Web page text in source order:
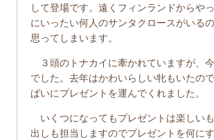
して登場です。遠くフィンランドからや
にいったい何人のサンタクロースがいる
思ってしまいます。
３頭のトナカイに牽かれていますが、
でした。去年はかわいらしい牝もいたの
ぱいにプレゼントを運んでくれました。
いくつになってもプレゼントは楽しい
出しも担当しますのでプレゼントを何に